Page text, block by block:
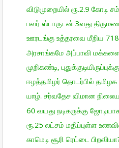
விடுமுறையில் ரூ.2.9 கோடி
பவர் ஸ்டாருடன் 3வது
ஊரடங்கு உத்தரவை மீறிய 718
அரசாங்கமே அப்பாவி மக்களை
முறிகண்டி,
ஈழத்தமிழர் தொடர்பில் தமிழக
யாழ். சர்வதேச விமான
60 வயது நடிகருக்கு
ரூ.25 லட்சம் மதிப்புள்ள
காமெடி சூரி ரெட்டை